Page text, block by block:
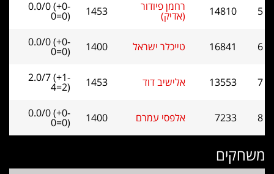
רחמן פיודור
(אדיק) 1453
0.0/0 (+0-
טייכלר ישראל 1400
0.0/0 (+0-
0=0)
אלישיב דוד 1453
2.0/7 (+1-
אלפסי עמרם 1400
0.0/0 (+0-
0=0)